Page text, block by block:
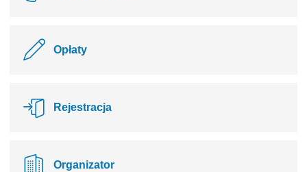
Opłaty
Rejestracja
Organizator